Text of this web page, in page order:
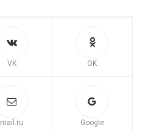
VK OK
mail.ru Google